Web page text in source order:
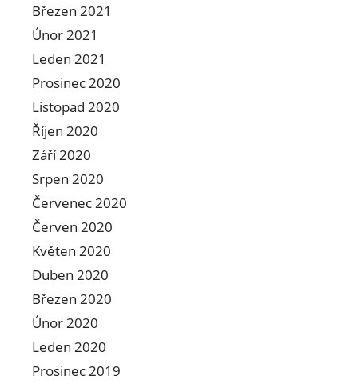
Březen 2021
Únor 2021
Leden 2021
Prosinec 2020
Listopad 2020
Říjen 2020
Září 2020
Srpen 2020
Červenec 2020
Červen 2020
Květen 2020
Duben 2020
Březen 2020
Únor 2020
Leden 2020
Prosinec 2019